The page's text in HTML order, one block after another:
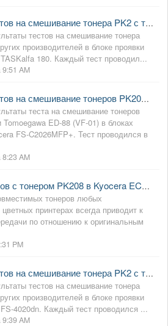
Результаты тестов на смешивание тонера PK2 с тонерами других производителей в Kyocera TASKalfa 180
тестов на смешивание тонера
производителей в блоке проявки
180. Каждый тест проводил...
AM
Результаты тестов на смешивание тонеров PK202 с тонерами Tomoegawa ED-88 (VF-01) в Kyocera FS-C2026MFP+
теста на смешивание тонеров
ED-88 (VF-01) в блоках
FS-C2026MFP+. Тест проводился в
AM
Сканы отпечатков с тонером PK208 в Kyocera ECOSYS P5021cdw в сравнении с оригинальным тонером
тонеров любых
принтерах всегда приводит к
по отношению к оригинальным
PM
Результаты тестов на смешивание тонера PK2 с тонерами других производителей в Kyocera FS-4020dn
тестов на смешивание тонера
производителей в блоке проявки
4020dn. Каждый тест проводился ...
AM